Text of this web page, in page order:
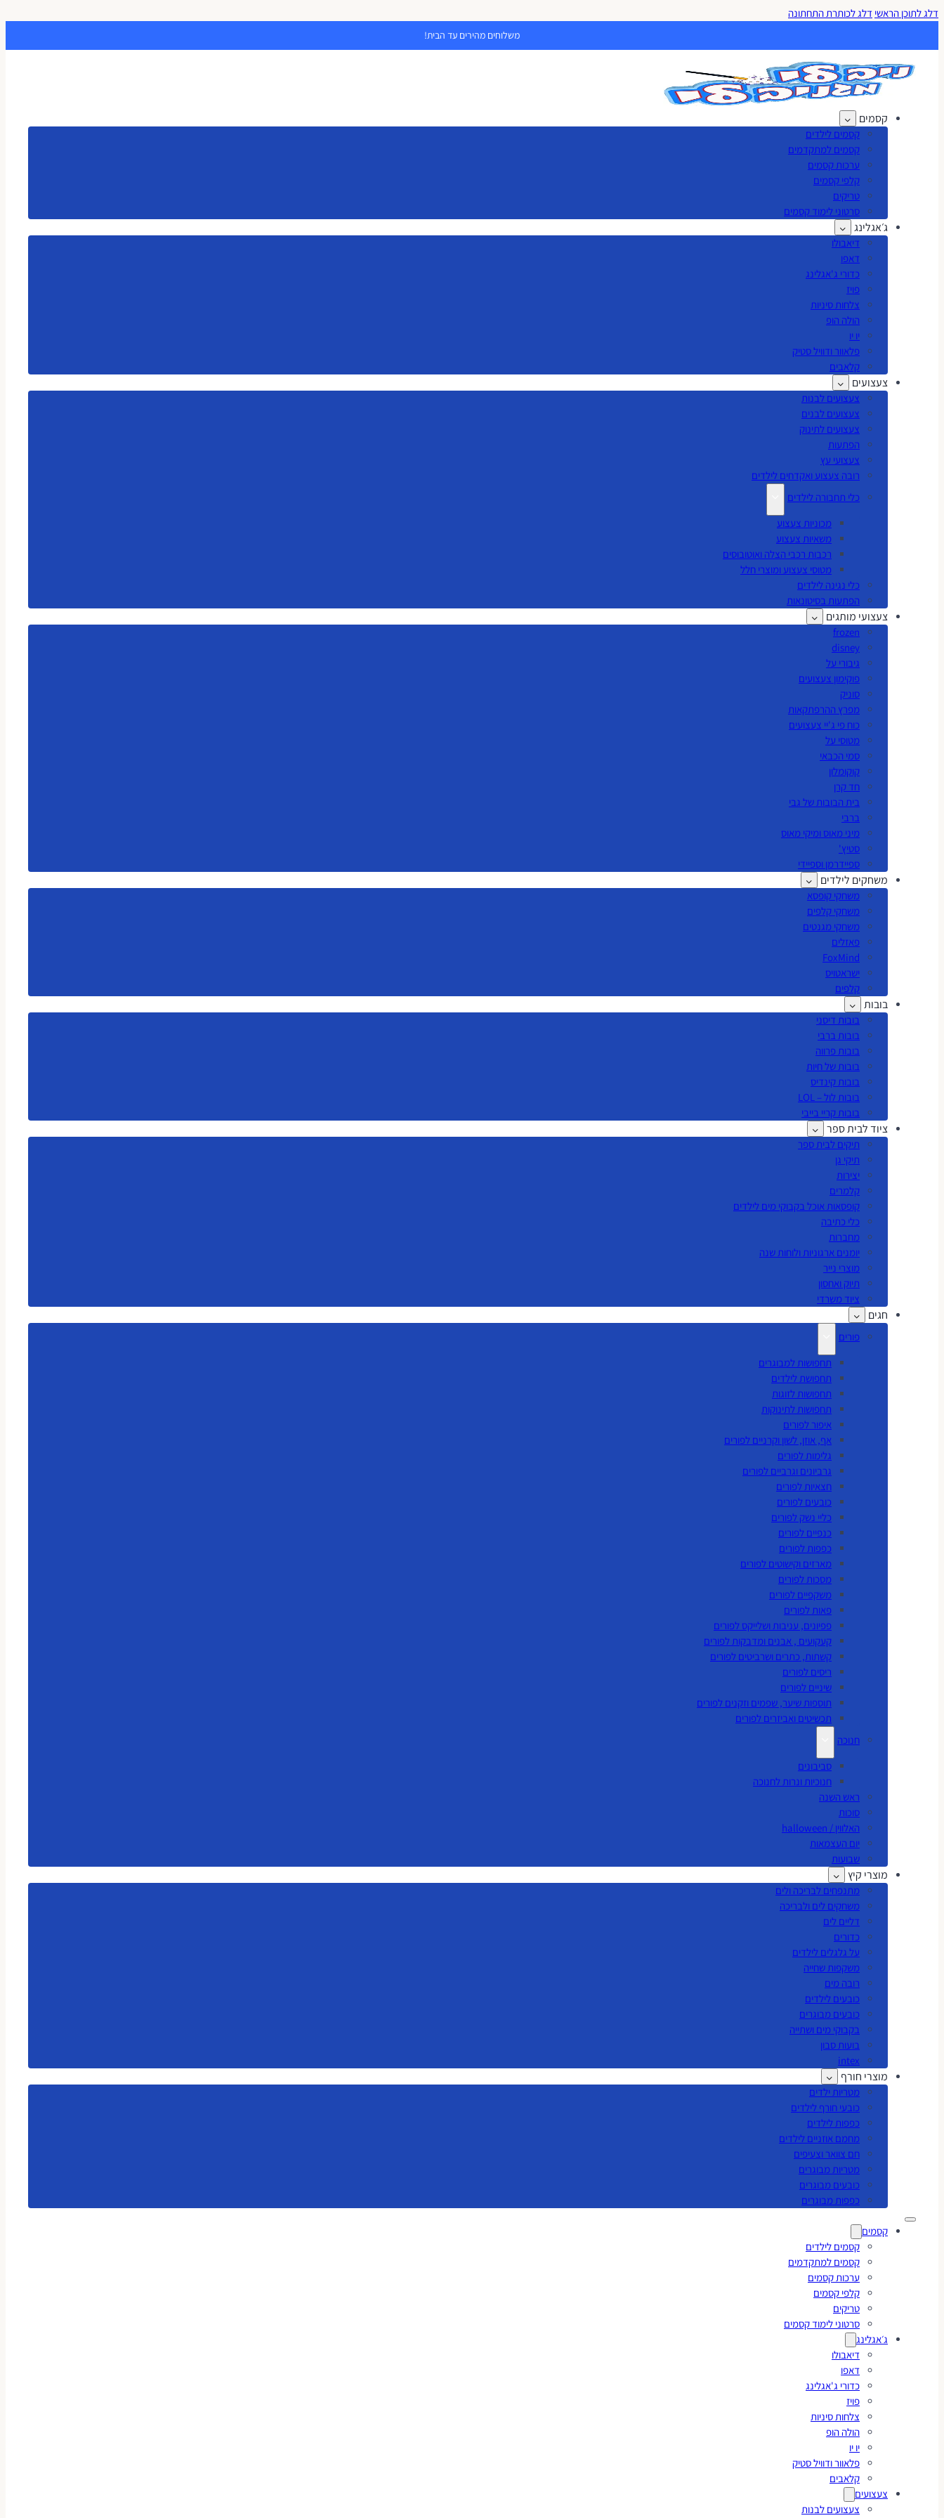
דלג לתוכן הראשי דלג לכותרת התחתונה
משלוחים מהירים עד הבית!
קסמים
קסמים לילדים
קסמים למתקדמים
ערכות קסמים
קלפי קסמים
טריקים
סרטוני לימוד קסמים
ג׳אגלינג
דיאבולו
דאפו
כדורי ג'אגלינג
פויז
צלחות סיניות
הולה הופ
יו יו
פלאוור ודוויל סטיק
קלאבים
צעצועים
צעצועים לבנות
צעצועים לבנים
צעצועים לתינוק
הפתעות
צעצועי עץ
רובה צעצוע ואקדחים לילדים
כלי תחבורה לילדים
מכוניות צעצוע
משאיות צעצוע
רכבות רכבי הצלה ואוטובוסים
מטוסי צעצוע ומוצרי חלל
כלי נגינה לילדים
הפתעות בסיטונאות
צעצועי מותגים
frozen
disney
גיבורי על
פוקימון צעצועים
סוניק
מפרץ ההרפתקאות
כוח פי ג'יי צעצועים
מטוסי על
סמי הכבאי
קוקומלון
חד קרן
בית הבובות של גבי
ברבי
מיני מאוס ומיקי מאוס
סטיץ'
ספיידרמן וספיידי
משחקים לילדים
משחקי קופסא
משחקי קלפים
משחקי מגנטים
פאזלים
FoxMind
ישראטויס
קלפים
בובות
בובות דיסני
בובות ברבי
בובות פרווה
בובות של חיות
בובות קינדיס
בובות לול – LOL
בובות קריי בייבי
ציוד לבית ספר
תיקים לבית ספר
תיקי גן
יצירות
קלמרים
קופסאות אוכל בקבוקי מים לילדים
כלי כתיבה
מחברות
יומנים ארגוניות ולוחות שנה
מוצרי נייר
תיוק ואחסון
ציוד משרדי
חגים
פורים
תחפושות למבוגרים
תחפושת לילדים
תחפושות לזוגות
תחפושות לתינוקות
איפור לפורים
אף, אוזן, לשון וקרניים לפורים
גלימות לפורים
גרביונים וגרביים לפורים
חצאיות לפורים
כובעים לפורים
כליי נשק לפורים
כנפיים לפורים
כפפות לפורים
מארזים וקישוטים לפורים
מסכות לפורים
משקפיים לפורים
פאות לפורים
פפיונים, עניבות ושלייקס לפורים
קעקועים , אבנים ומדבקות לפורים
קשתות, כתרים ושרביטים לפורים
ריסים לפורים
שיניים לפורים
תוספות שיער, שפמים וזקנים לפורים
תכשיטים ואביזרים לפורים
חנוכה
סביבונים
חנוכיות ונרות לחנוכה
ראש השנה
סוכות
האלווין / halloween
יום העצמאות
שבועות
מוצרי קיץ
מתנפחים לבריכה ולים
משחקים לים ולבריכה
דליים לים
כדורים
על גלגלים לילדים
משקפות שחייה
רובה מים
כובעים לילדים
כובעים מבוגרים
בקבוקי מים ושתייה
בועות סבון
intex
מוצרי חורף
מטריות ילדים
כובעי חורף לילדים
כפפות לילדים
מחמם אוזניים לילדים
חם צוואר וצעיפים
מטריות מבוגרים
כובעים מבוגרים
כפפות מבוגרים
קסמים
קסמים לילדים
קסמים למתקדמים
ערכות קסמים
קלפי קסמים
טריקים
סרטוני לימוד קסמים
ג׳אגלינג
דיאבולו
דאפו
כדורי ג'אגלינג
פויז
צלחות סיניות
הולה הופ
יו יו
פלאוור ודוויל סטיק
קלאבים
צעצועים
צעצועים לבנות